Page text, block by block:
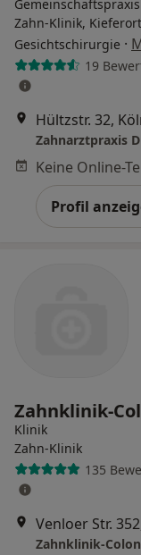
Gemeinschaftspraxis
Zahn-Klinik,
Gesichtschirurgie ·
19
Hültzstr. 32,
Zahnarztpraxis
Profil
Zahnklinik-
Klinik
Zahn-Klinik
135
Venloer Str.
Zahnklinik-